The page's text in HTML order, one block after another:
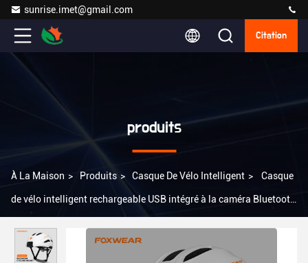
sunrise.imet@gmail.com
Citation
produits
À La Maison > Produits > Casque De Vélo Intelligent > Casque
de vélo intelligent rechargeable USB intégré à la caméra Bluetooth